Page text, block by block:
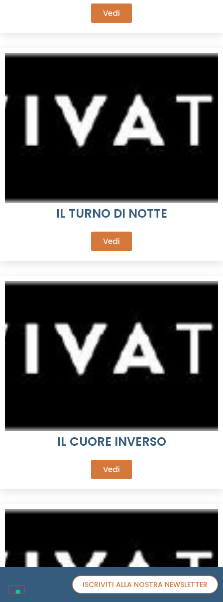
Vedi
IL TURNO DI NOTTE
Vedi
IL CUORE INVERSO
Vedi
ISCRIVITI ALLA NOSTRA NEWSLETTER